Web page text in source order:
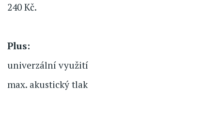
240 Kč.
Plus:
univerzální využití
max. akustický tlak